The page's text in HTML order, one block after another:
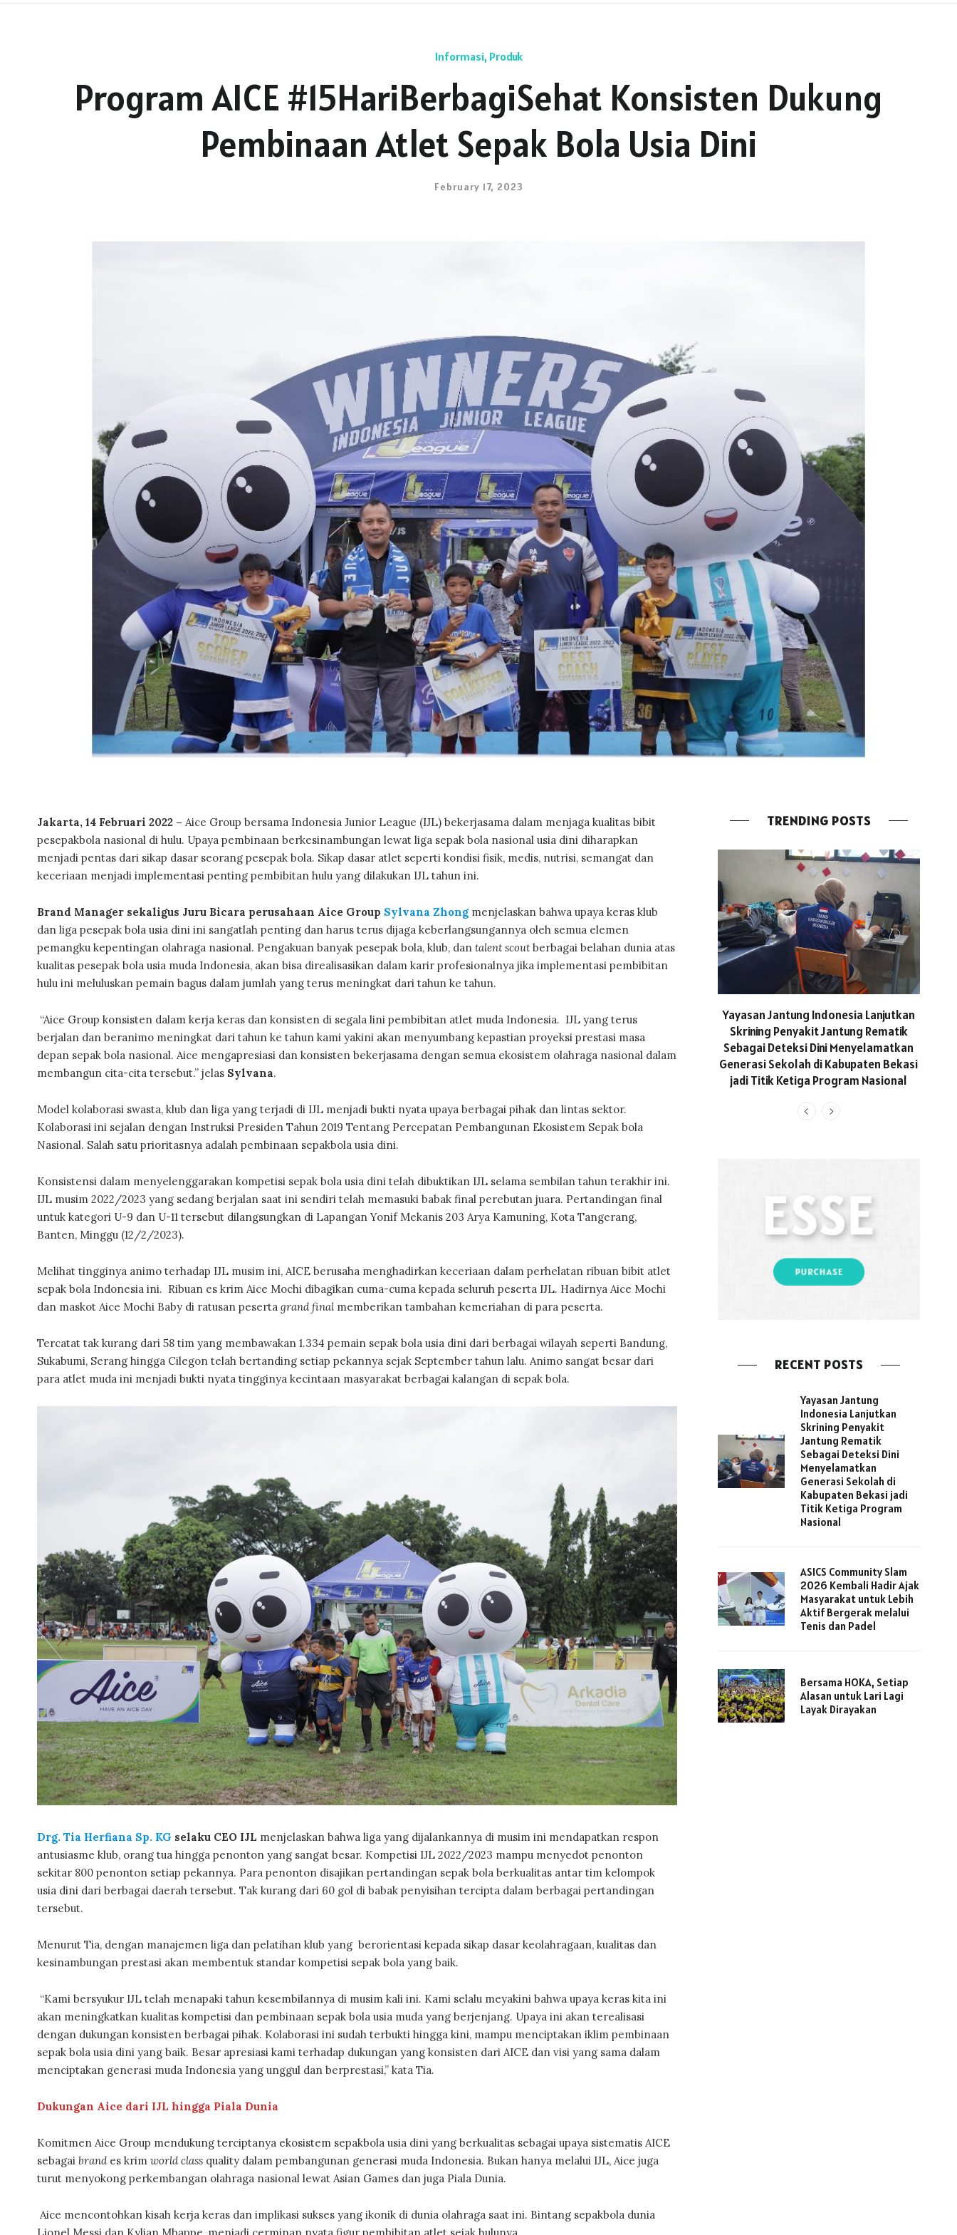
Informasi, Produk
Program AICE #15HariBerbagiSehat Konsisten Dukung
Pembinaan Atlet Sepak Bola Usia Dini
February 17, 2023
Jakarta, 14 Februari 2022 – Aice Group bersama Indonesia Junior League (IJL) bekerjasama dalam menjaga kualitas bibit
pesepakbola nasional di hulu. Upaya pembinaan berkesinambungan lewat liga sepak bola nasional usia dini diharapkan
menjadi pentas dari sikap dasar seorang pesepak bola. Sikap dasar atlet seperti kondisi fisik, medis, nutrisi, semangat dan
keceriaan menjadi implementasi penting pembibitan hulu yang dilakukan IJL tahun ini.
Brand Manager sekaligus Juru Bicara perusahaan Aice Group Sylvana Zhong menjelaskan bahwa upaya keras klub
dan liga pesepak bola usia dini ini sangatlah penting dan harus terus dijaga keberlangsungannya oleh semua elemen
pemangku kepentingan olahraga nasional. Pengakuan banyak pesepak bola, klub, dan talent scoutberbagai belahan dunia atas
kualitas pesepak bola usia muda Indonesia, akan bisa direalisasikan dalam karir profesionalnya jika implementasi pembibitan
hulu ini meluluskan pemain bagus dalam jumlah yang terus meningkat dari tahun ke tahun.
“Aice Group konsisten dalam kerja keras dan konsisten di segala lini pembibitan atlet muda Indonesia. IJL yang terus
berjalan dan beranimo meningkat dari tahun ke tahun kami yakini akan menyumbang kepastian proyeksi prestasi masa
depan sepak bola nasional. Aice mengapresiasi dan konsisten bekerjasama dengan semua ekosistem olahraga nasional dalam
membangun cita-cita tersebut.” jelas Sylvana.
Model kolaborasi swasta, klub dan liga yang terjadi di IJL menjadi bukti nyata upaya berbagai pihak dan lintas sektor.
Kolaborasi ini sejalan dengan Instruksi Presiden Tahun 2019 Tentang Percepatan Pembangunan Ekosistem Sepak bola
Nasional. Salah satu prioritasnya adalah pembinaan sepakbola usia dini.
Konsistensi dalam menyelenggarakan kompetisi sepak bola usia dini telah dibuktikan IJL selama sembilan tahun terakhir ini.
IJL musim 2022/2023 yang sedang berjalan saat ini sendiri telah memasuki babak final perebutan juara. Pertandingan final
untuk kategori U-9 dan U-11 tersebut dilangsungkan di Lapangan Yonif Mekanis 203 Arya Kamuning, Kota Tangerang,
Banten, Minggu (12/2/2023).
Melihat tingginya animo terhadap IJL musim ini, AICE berusaha menghadirkan keceriaan dalam perhelatan ribuan bibit atlet
sepak bola Indonesia ini. Ribuan es krim Aice Mochi dibagikan cuma-cuma kepada seluruh peserta IJL. Hadirnya Aice Mochi
dan maskot Aice Mochi Baby di ratusan peserta grand final memberikan tambahan kemeriahan di para peserta.
Tercatat tak kurang dari 58 tim yang membawakan 1.334 pemain sepak bola usia dini dari berbagai wilayah seperti Bandung,
Sukabumi, Serang hingga Cilegon telah bertanding setiap pekannya sejak September tahun lalu. Animo sangat besar dari
para atlet muda ini menjadi bukti nyata tingginya kecintaan masyarakat berbagai kalangan di sepak bola.
Drg. Tia Herfiana Sp. KG selaku CEO IJL menjelaskan bahwa liga yang dijalankannya di musim ini mendapatkan respon
antusiasme klub, orang tua hingga penonton yang sangat besar. Kompetisi IJL 2022/2023 mampu menyedot penonton
sekitar 800 penonton setiap pekannya. Para penonton disajikan pertandingan sepak bola berkualitas antar tim kelompok
usia dini dari berbagai daerah tersebut. Tak kurang dari 60 gol di babak penyisihan tercipta dalam berbagai pertandingan
tersebut.
Menurut Tia, dengan manajemen liga dan pelatihan klub yang berorientasi kepada sikap dasar keolahragaan, kualitas dan
kesinambungan prestasi akan membentuk standar kompetisi sepak bola yang baik.
“Kami bersyukur IJL telah menapaki tahun kesembilannya di musim kali ini. Kami selalu meyakini bahwa upaya keras kita ini
akan meningkatkan kualitas kompetisi dan pembinaan sepak bola usia muda yang berjenjang. Upaya ini akan terealisasi
dengan dukungan konsisten berbagai pihak. Kolaborasi ini sudah terbukti hingga kini, mampu menciptakan iklim pembinaan
sepak bola usia dini yang baik. Besar apresiasi kami terhadap dukungan yang konsisten dari AICE dan visi yang sama dalam
menciptakan generasi muda Indonesia yang unggul dan berprestasi,” kata Tia.
Dukungan Aice dari IJL hingga Piala Dunia
Komitmen Aice Group mendukung terciptanya ekosistem sepakbola usia dini yang berkualitas sebagai upaya sistematis AICE
sebagai brand es krim world class quality dalam pembangunan generasi muda Indonesia. Bukan hanya melalui IJL, Aice juga
turut menyokong perkembangan olahraga nasional lewat Asian Games dan juga Piala Dunia.
Aice mencontohkan kisah kerja keras dan implikasi sukses yang ikonik di dunia olahraga saat ini. Bintang sepakbola dunia
TRENDING POSTS
Yayasan Jantung Indonesia Lanjutkan
Skrining Penyakit Jantung Rematik
Sebagai Deteksi Dini Menyelamatkan
Generasi Sekolah di Kabupaten Bekasi
jadi Titik Ketiga Program Nasional
RECENT POSTS
Yayasan Jantung
Indonesia Lanjutkan
Skrining Penyakit
Jantung Rematik
Sebagai Deteksi Dini
Menyelamatkan
Generasi Sekolah di
Kabupaten Bekasi jadi
Titik Ketiga Program
Nasional
ASICS Community Slam
2026 Kembali Hadir Ajak
Masyarakat untuk Lebih
Aktif Bergerak melalui
Tenis dan Padel
Bersama HOKA, Setiap
Alasan untuk Lari Lagi
Layak Dirayakan